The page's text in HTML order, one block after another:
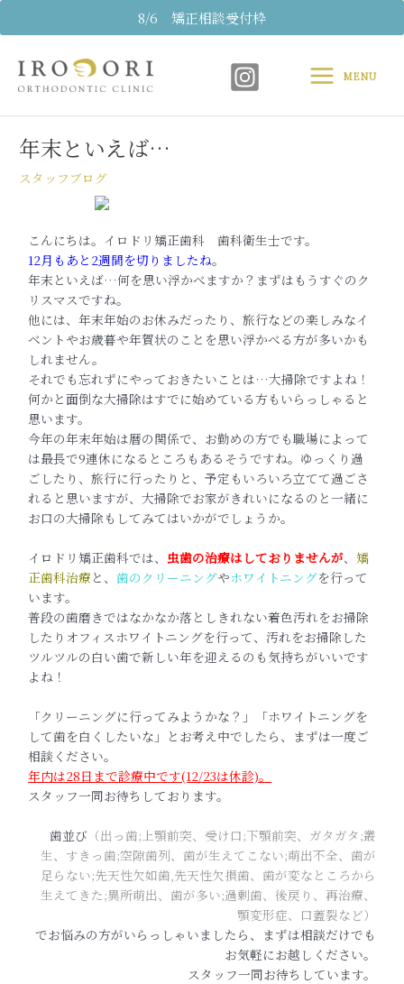
8/6 矯正相談受付枠
容
MenuMENU
年末といえば…
スタッフブログ
こんにちは。イロドリ矯正歯科 歯科衛生士です。
12月もあと2週間を切りましたね。
年末といえば…何を思い浮かべますか？まずはもうすぐのク
リスマスですね。
他には、年末年始のお休みだったり、旅行などの楽しみなイ
ベントやお歳暮や年賀状のことを思い浮かべる方が多いかも
しれません。
それでも忘れずにやっておきたいことは…大掃除ですよね！
何かと面倒な大掃除はすでに始めている方もいらっしゃると
思います。
今年の年末年始は暦の関係で、お勤めの方でも職場によって
は最長で9連休になるところもあるそうですね。ゆっくり過
ごしたり、旅行に行ったりと、予定もいろいろ立てて過ごさ
れると思いますが、大掃除でお家がきれいになるのと一緒に
お口の大掃除もしてみてはいかがでしょうか。
イロドリ矯正歯科では、 虫歯の治療はしておりませんが、矯
正歯科治療 と、歯のクリーニングやホワイトニングを行って
います。
普段の歯磨きではなかなか落としきれない着色汚れをお掃除
したりオフィスホワイトニングを行って、汚れをお掃除した
ツルツルの白い歯で新しい年を迎えるのも気持ちがいいです
よね！
「クリーニングに行ってみようかな？」「ホワイトニングを
して歯を白くしたいな」とお考え中でしたら、まずは一度ご
相談ください。
年内は28日まで診療中です(12/23は休診)。
スタッフ一同お待ちしております。
歯並び（出っ歯;上顎前突、受け口;下顎前突、ガタガタ;叢
生、すきっ歯;空隙歯列、歯が生えてこない;萌出不全、歯が
足らない;先天性欠如歯,先天性欠損歯、歯が変なところから
生えてきた;異所萌出、歯が多い;過剰歯、後戻り、再治療、
顎変形症、口蓋裂など）
でお悩みの方がいらっしゃいましたら、まずは相談だけでも
お気軽にお越しください。
スタッフ一同お待ちしています。